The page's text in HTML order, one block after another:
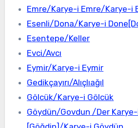
Emre/Karye-i Emre/Karye-i
Esenli/Dona/Karye-i
Esentepe/Keller
Evci/Avcı
Eymir/Karye-i Eymir
Gedikçayırı/Alıçlıağıl
Gölcük/Karye-i Gölcük
Göydün/Govdun /Der